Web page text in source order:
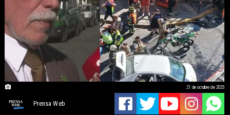
Prensa Web
21 de octubre de 2025